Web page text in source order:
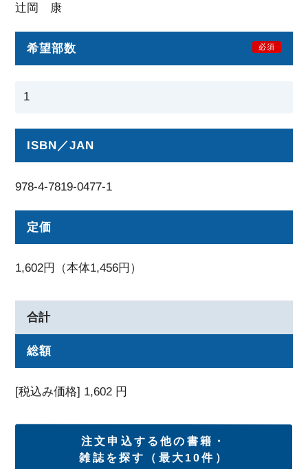
辻岡 康
希望部数 必須
ISBN／JAN
978-4-7819-0477-1
定価
1,602円（本体1,456円）
合計
総額
[税込み価格] 1,602 円
注文申込する他の書籍・
雑誌を探す（最大10件）